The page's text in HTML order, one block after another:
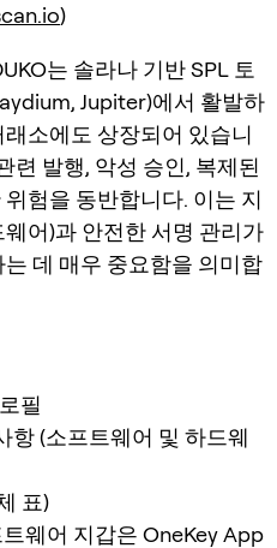
)
는 솔라나 기반 SPL 토
Jupiter)에서 활발하
소에도 상장되어 있습니
련 발행, 악성 승인, 복제된
험을 동반합니다. 이는 지
어)과 안전한 서명 관리가
데 매우 중요함을 의미합
필
항 (소프트웨어 및 하드웨
표)
웨어 지갑은 OneKey App